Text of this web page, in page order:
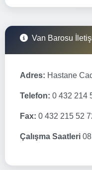
Van Barosu
Adres: Hastane
Telefon: 0 432 214
Fax: 0 432 215 52
Çalışma Saatleri